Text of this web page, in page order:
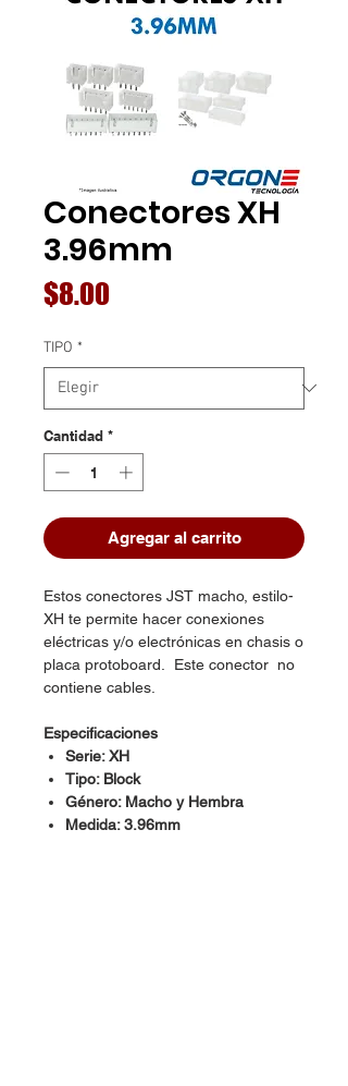
Conectores XH
3.96mm
$8.00
TIPO *
Cantidad *
Agregar al carrito
Estos conectores JST macho, estilo-
XH te permite hacer conexiones
eléctricas y/o electrónicas en chasis o
placa protoboard. Este conector no
contiene cables.
Especificaciones
Serie: XH
Tipo: Block
Género: Macho y Hembra
Medida: 3.96mm